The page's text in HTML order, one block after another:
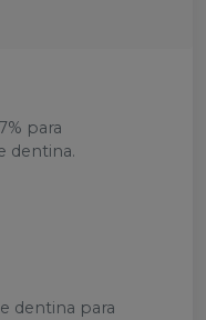
para
dentina.
dentina para